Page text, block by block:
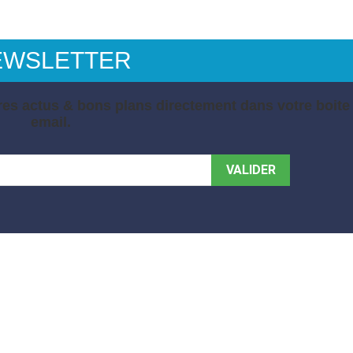
actus & bons plans directement dans votre boite
email.